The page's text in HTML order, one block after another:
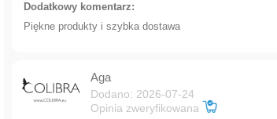
Dodatkowy komentarz:
Piękne produkty i szybka dostawa
Aga
Dodano: 2026-07-24
Opinia zweryfikowana